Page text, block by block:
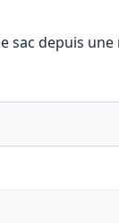
sac depuis